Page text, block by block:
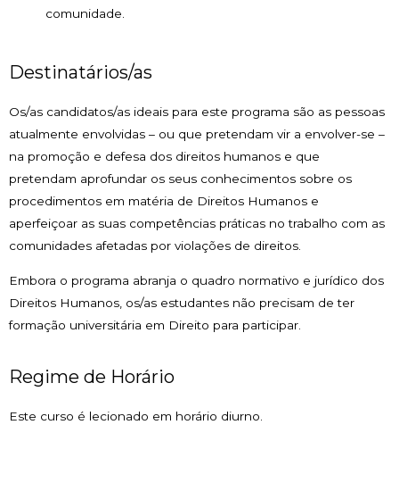
comunidade.
Destinatários/as
Os/as candidatos/as ideais para este programa são as pessoas
atualmente envolvidas – ou que pretendam vir a envolver-se –
na promoção e defesa dos direitos humanos e que
pretendam aprofundar os seus conhecimentos sobre os
procedimentos em matéria de Direitos Humanos e
aperfeiçoar as suas competências práticas no trabalho com as
comunidades afetadas por violações de direitos.
Embora o programa abranja o quadro normativo e jurídico dos
Direitos Humanos, os/as estudantes não precisam de ter
formação universitária em Direito para participar.
Regime de Horário
Este curso é lecionado em horário diurno.